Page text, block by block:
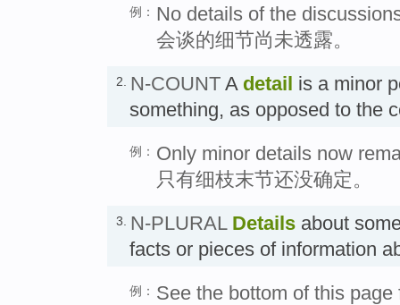
例： No details of the
会谈的细节尚未透露。
2. N-COUNT A detail is a minor
something, as opposed to the
例： Only minor details now
只有细枝末节还没确定。
3. N-PLURAL Details about
facts or pieces of information
例： See the bottom of this